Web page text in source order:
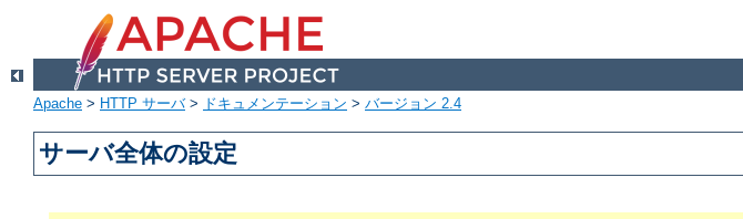
Apache > HTTP サーバ> ドキュメンテーション > バージョン 2.4
サーバ全体の設定